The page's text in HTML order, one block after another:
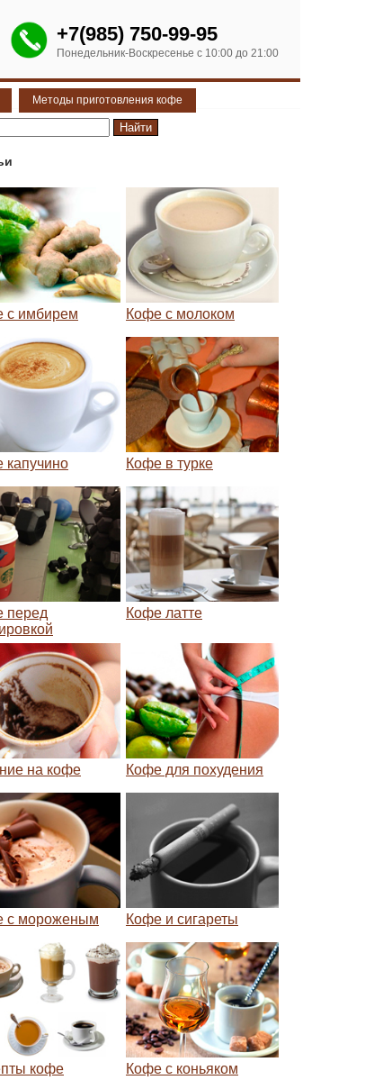
+7(985) 750-99-95
Понедельник-Воскресенье с 10:00 до 21:00
Методы приготовления кофе
с имбирем Кофе с молоком
капучино Кофе в турке
перед
Кофе латте
на кофе Кофе для похудения
с мороженым Кофе и сигареты
кофе Кофе с коньяком